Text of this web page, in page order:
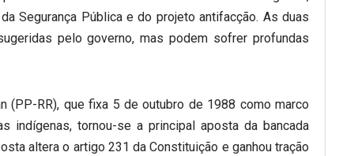
Segurança Pública e do projeto antifacção. As duas
pelo governo, mas podem sofrer profundas
(PP-RR), que fixa 5 de outubro de 1988 como marco
indígenas, tornou-se a principal aposta da bancada
altera o artigo 231 da Constituição e ganhou tração